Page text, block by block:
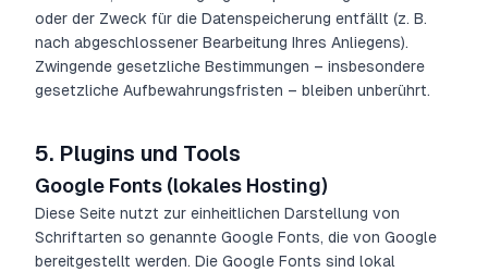
oder der Zweck für die Datenspeicherung entfällt (z. B.
nach abgeschlossener Bearbeitung Ihres Anliegens).
Zwingende gesetzliche Bestimmungen – insbesondere
gesetzliche Aufbewahrungsfristen – bleiben unberührt.
5. Plugins und Tools
Google Fonts (lokales Hosting)
Diese Seite nutzt zur einheitlichen Darstellung von
Schriftarten so genannte Google Fonts, die von Google
bereitgestellt werden. Die Google Fonts sind lokal